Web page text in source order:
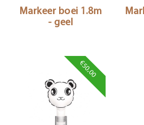
Markeer boei 1.8m
- geel
€50,00